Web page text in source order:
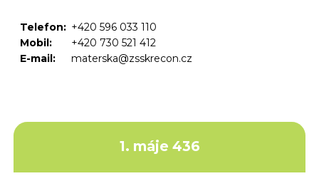
Telefon: +420 596 033 110
Mobil:
+420 730 521 412
E-mail:
materska@zsskrecon.cz
1. máje 436